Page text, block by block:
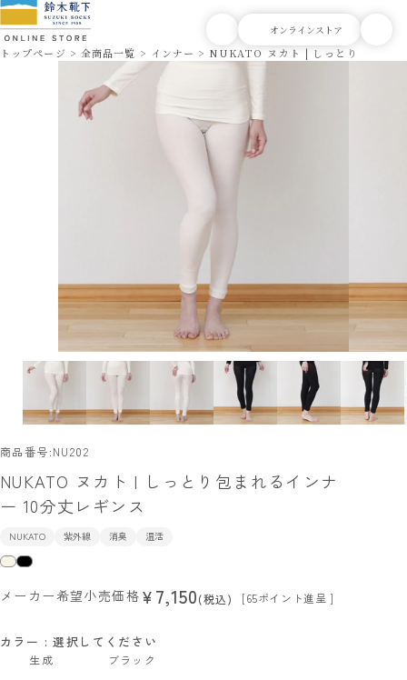
トップページ 全商品一覧 インナー NUKATO ヌカト | しっとり包まれる
商品番号 NU202
NUKATO ヌカト | しっとり包まれるインナ
ー 10分丈レギンス
NUKATO 紫外線 消臭 温活
メーカー希望小売価格 ¥7,150 税込 [65ポイント進呈 ]
カラー 選択してください
生成 ブラック